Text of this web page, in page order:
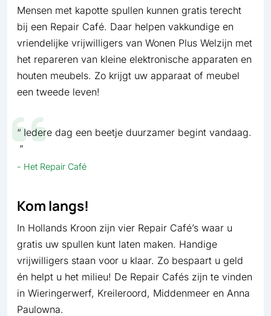
Mensen met kapotte spullen kunnen gratis terecht
bij een Repair Café. Daar helpen vakkundige en
vriendelijke vrijwilligers van Wonen Plus Welzijn met
het repareren van kleine elektronische apparaten en
houten meubels. Zo krijgt uw apparaat of meubel
een tweede leven!
Iedere dag een beetje duurzamer begint vandaag.
Het Repair Café
Kom langs!
In Hollands Kroon zijn vier Repair Café’s waar u
gratis uw spullen kunt laten maken. Handige
vrijwilligers staan voor u klaar. Zo bespaart u geld
én helpt u het milieu! De Repair Cafés zijn te vinden
in Wieringerwerf, Kreileroord, Middenmeer en Anna
Paulowna.